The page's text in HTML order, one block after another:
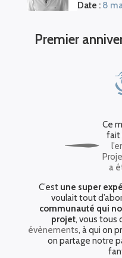
Date : 8
Premier
Ce
fait
a
C’est une super
voulait tout
communauté qui
projet, vous tous
évènements, à qui on
on partage notre